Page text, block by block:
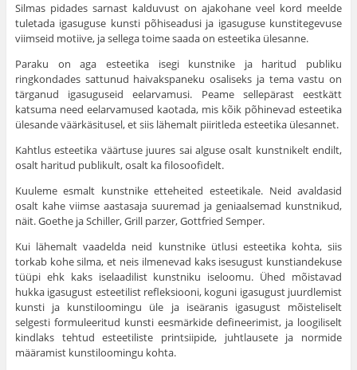
Silmas pidades sarnast kalduvust on ajakohane veel kord meelde
tuletada igasuguse kunsti põhiseadusi ja igasuguse kunstitegevuse
viimseid motiive, ja sellega toime saada on esteetika ülesanne.
Paraku on aga esteetika isegi kunstnike ja haritud publiku
ringkondades sattunud haivakspaneku osaliseks ja tema vastu on
tärganud igasuguseid eelarvamusi. Peame sellepärast eestkätt
katsuma need eelarvamused kaotada, mis kõik põhinevad esteetika
ülesande väärkäsitusel, et siis lähemalt piiritleda esteetika ülesannet.
Kahtlus esteetika väärtuse juures sai alguse osalt kunstnikelt endilt,
osalt haritud publikult, osalt ka filosoofidelt.
Kuuleme esmalt kunstnike etteheited esteetikale. Neid avaldasid
osalt kahe viimse aastasaja suuremad ja geniaalsemad kunstnikud,
näit. Goethe ja Schiller, Grill parzer, Gottfried Semper.
Kui lähemalt vaadelda neid kunstnike ütlusi estee­tika kohta, siis
torkab kohe silma, et neis ilmenevad kaks isesugust kunstiandekuse
tüüpi ehk kaks iselaadilist kunstniku iseloomu. Ühed mõistavad
hukka igasugust esteetilist refleksiooni, koguni igasugust juurdlemist
kunsti ja kunsti­loomingu üle ja iseäranis igasugust mõisteliselt
selgesti formuleeritud kunsti eesmärkide defineerimist, ja loogiliselt
kindlaks tehtud esteetiliste printsiipide, juhtlausete ja normide
määramist kunstiloomingu kohta.